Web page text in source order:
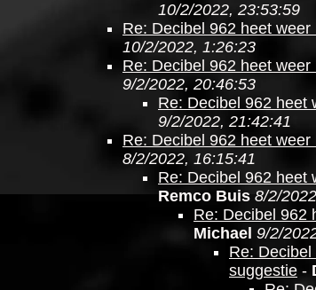
10/2/2022, 23:53:59
Re: Decibel 962 heet
10/2/2022, 1:26:23
Re: Decibel 962 heet
9/2/2022, 20:46:53
Re: Decibel 962 heet
9/2/2022, 21:42:41
Re: Decibel 962 heet
8/2/2022, 16:15:41
Re: Decibel 962 heet
Remco Buis 8/2/
Re: Decibel 962
Michael 9/2/
Re:
suggestie -